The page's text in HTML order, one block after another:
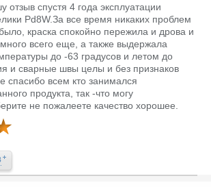
отзыв спустя 4 года эксплуатации
Pd8W.За все время никаких проблем
краска спокойно пережила и дрова и
всего еще, а также выдержала
до -63 градусов и летом до
и сварные швы целы и без признаков
спасибо всем кто занимался
продукта, так -что могу
не пожалеете качество хорошее.